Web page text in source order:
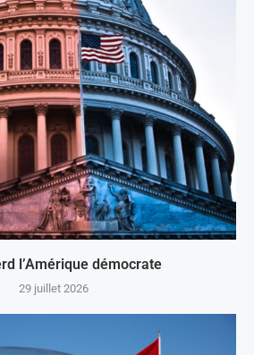
l’Amérique démocrate
29 juillet 2026